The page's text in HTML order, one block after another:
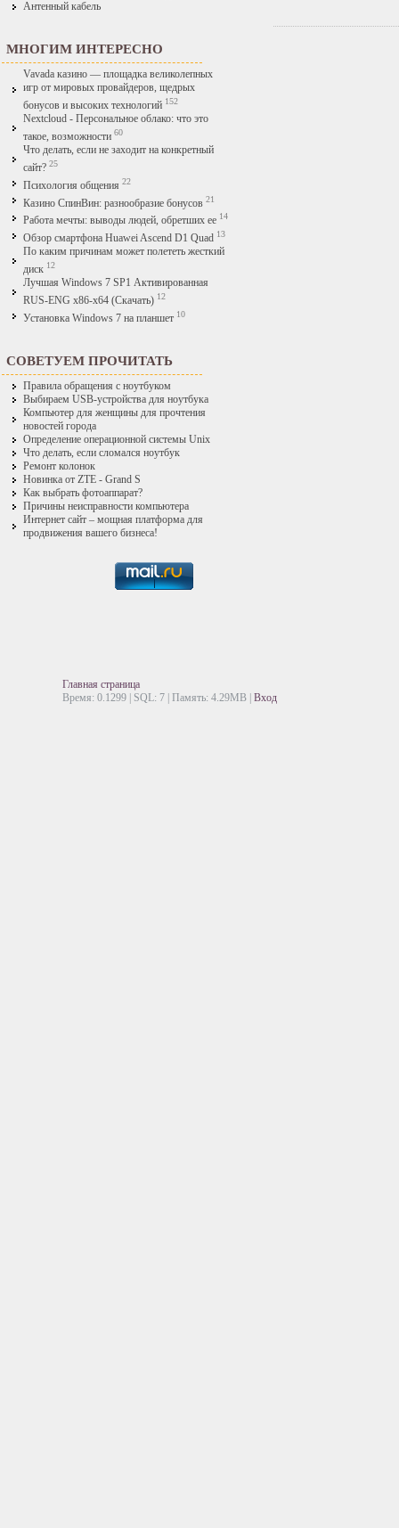
Антенный кабель
МНОГИМ ИНТЕРЕСНО
Vavada казино — площадка великолепных
игр от мировых провайдеров, щедрых
бонусов и высоких технологий 152
Nextcloud - Персональное облако: что это
такое, возможности 60
Что делать, если не заходит на конкретный
сайт? 25
Психология общения 22
Казино СпинВин: разнообразие бонусов 21
Работа мечты: выводы людей, обретших ее 14
Обзор смартфона Huawei Ascend D1 Quad 13
По каким причинам может полететь жесткий
диск 12
Лучшая Windows 7 SP1 Активированная
RUS-ENG x86-x64 (Скачать) 12
Установка Windows 7 на планшет 10
СОВЕТУЕМ ПРОЧИТАТЬ
Правила обращения с ноутбуком
Выбираем USB-устройства для ноутбука
Компьютер для женщины для прочтения
новостей города
Определение операционной системы Unix
Что делать, если сломался ноутбук
Ремонт колонок
Новинка от ZTE - Grand S
Как выбрать фотоаппарат?
Причины неисправности компьютера
Интернет сайт – мощная платформа для
продвижения вашего бизнеса!
Главная страница
Время: 0.1299 | SQL: 7 | Память: 4.29MB Вход